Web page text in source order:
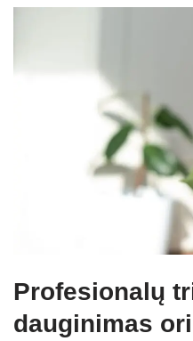
Profesionalų
dauginimas